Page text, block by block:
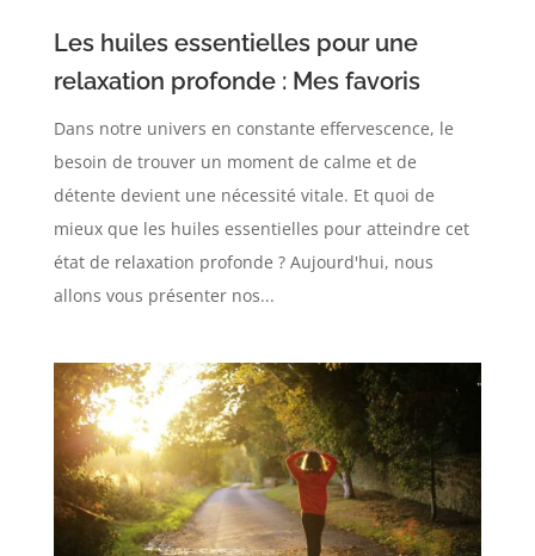
Les huiles essentielles pour une
relaxation profonde : Mes favoris
Dans notre univers en constante effervescence, le
besoin de trouver un moment de calme et de
détente devient une nécessité vitale. Et quoi de
mieux que les huiles essentielles pour atteindre cet
état de relaxation profonde ? Aujourd'hui, nous
allons vous présenter nos...